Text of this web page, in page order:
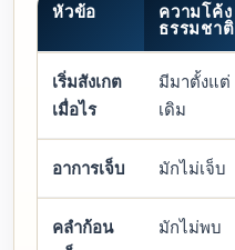
หัวข้อ
ความโค้ง
ธรรมชาติ
เริ่มสังเกต
เมื่อไร
มีมาตั้งแต่
เดิม
อาการเจ็บ มักไม่เจ็บ
คลำก้อน
มักไม่พบ